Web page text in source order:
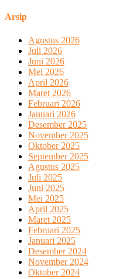
Arsip
Agustus 2026
Juli 2026
Juni 2026
Mei 2026
April 2026
Maret 2026
Februari 2026
Januari 2026
Desember 2025
November 2025
Oktober 2025
September 2025
Agustus 2025
Juli 2025
Juni 2025
Mei 2025
April 2025
Maret 2025
Februari 2025
Januari 2025
Desember 2024
November 2024
Oktober 2024